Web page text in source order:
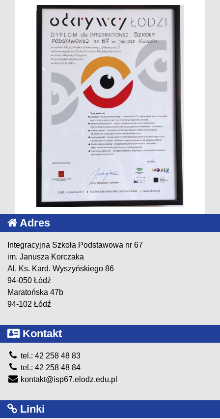
Adres
Integracyjna Szkoła Podstawowa nr 67
im. Janusza Korczaka
Al. Ks. Kard. Wyszyńskiego 86
94-050 Łódź
Maratońska 47b
94-102 Łódź
Kontakt
tel.: 42 258 48 83
tel.: 42 258 48 84
kontakt@isp67.elodz.edu.pl
Linki